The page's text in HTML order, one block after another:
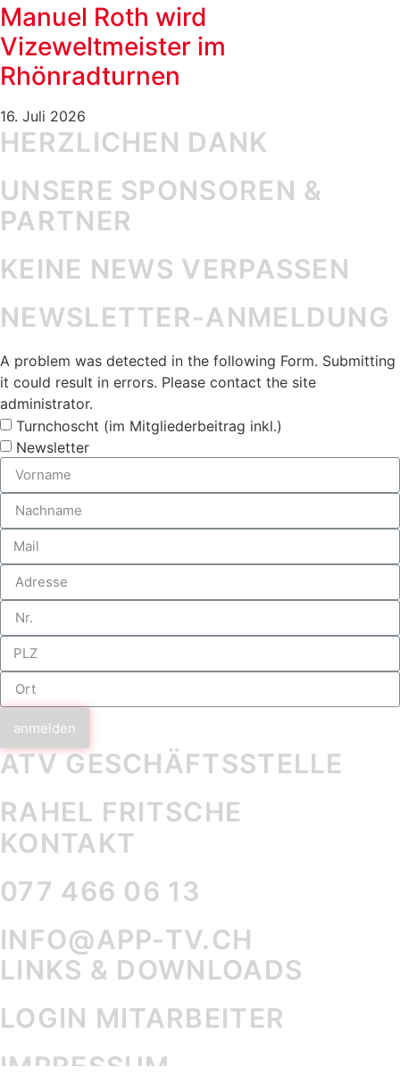
Manuel Roth wird
Vizeweltmeister im
Rhönradturnen
16. Juli 2026
HERZLICHEN DANK
UNSERE SPONSOREN &
PARTNER
KEINE NEWS VERPASSEN
NEWSLETTER-ANMELDUNG
A problem was detected in the following Form. Submitting
it could result in errors. Please contact the site
administrator.
Turnchoscht (im Mitgliederbeitrag inkl.)
Newsletter
anmelden
ATV GESCHÄFTS­STELLE
RAHEL FRITSCHE
KONTAKT
077 466 06 13
INFO@APP-TV.CH
LINKS & DOWNLOADS
LOGIN MITARBEITER
IMPRESSUM